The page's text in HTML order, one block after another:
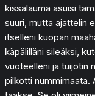
kissalauma asuisi
suuri, mutta ajattelin
itselleni kuopan
käpälilläni sileäksi,
vuoteelleni ja tuijotin
pilkotti nummimaata.